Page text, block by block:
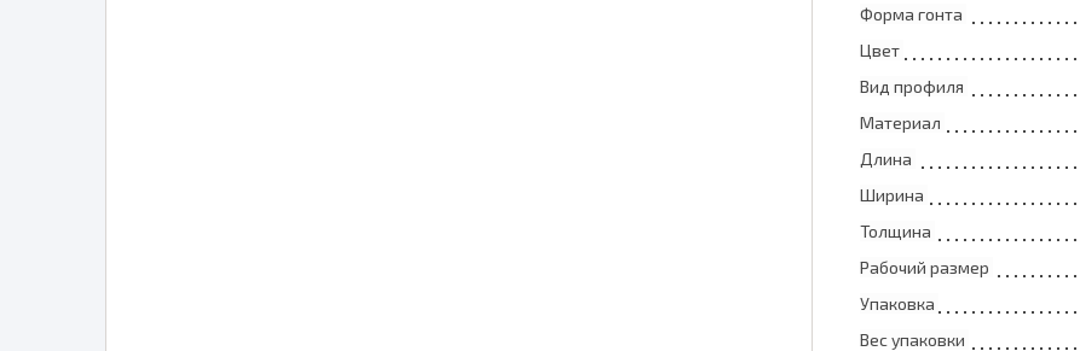
Форма гонта
Цвет
Вид профиля
Материал
Длина
Ширина
Толщина
Рабочий размер
Упаковка
Вес упаковки